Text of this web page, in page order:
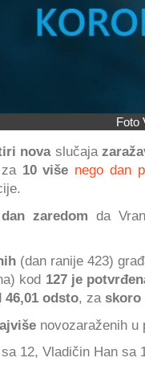
Foto
novaslučaja
10 više nego dan
zaredom da
(dan ranije 423)
kod 127 je
46,01 odsto, za skoro
novozaraženih u
12, Vladičin Han sa